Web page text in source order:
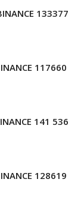
133377
117660
141 536
128619